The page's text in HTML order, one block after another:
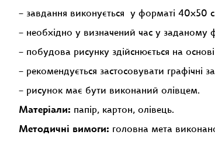
– завдання виконується у форматі 40х50
– необхідно у визначений час у заданому
– побудова рисунку здійснюється на
– рекомендується застосовувати графічні
– рисунок має бути виконаний олівцем.
Матеріали: папір, картон, олівець.
Методичні вимоги: головна мета